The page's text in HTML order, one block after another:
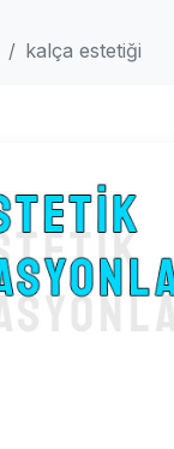
kalça estetiği